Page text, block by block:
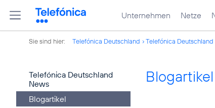
Unternehmen Netze
Sie sind hier: Telefónica Deutschland Telefónica Deutschland
Telefónica Deutschland
News
Blogartikel